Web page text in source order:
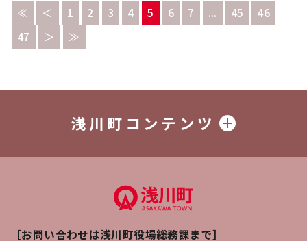
≪ ＜ 1 2 3 4 5 6 7 ... 45
46
47
＞ ≫
浅川町コンテンツ
［お問い合わせは浅川町役場総務課まで］